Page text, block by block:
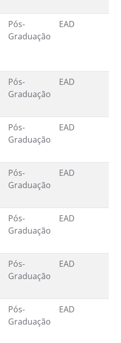
Pós-
Graduação
EAD
Pós-
Graduação
EAD
Pós-
Graduação
EAD
Pós-
Graduação
EAD
Pós-
Graduação
EAD
Pós-
Graduação
EAD
Pós-
Graduação
EAD